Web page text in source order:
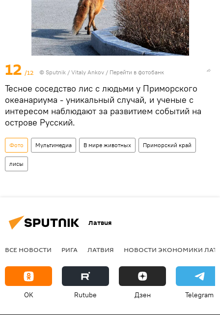
12 /12 © Sputnik / Vitaly Ankov / Перейти в фотобанк
Тесное соседство лис с людьми у Приморского
океанариума - уникальный случай, и ученые с
интересом наблюдают за развитием событий на
острове Русский.
Фото Мультимедиа В мире животных Приморский край
лисы
Латвия
ВСЕ НОВОСТИ РИГА ЛАТВИЯ НОВОСТИ ЭКОНОМИКИ
OK Rutube Дзен Telegram